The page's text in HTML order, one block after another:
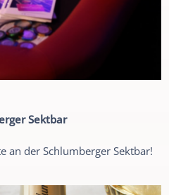
Sektbar
an der Schlumberger Sektbar!